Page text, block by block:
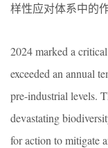
样性应对体系中的
2024 marked a
exceeded an annual
pre-industrial levels.
devastating
for action to mitigate